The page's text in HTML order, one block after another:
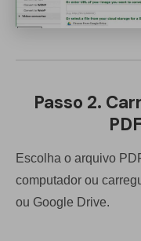
Passo 2.
PDF
Escolha o arquivo
computador ou
ou Google Drive.